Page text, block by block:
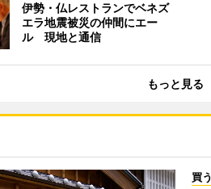
伊勢・仏レストランでベネズ
エラ地震被災の仲間にエー
ル 現地と通信
もっと見る
買う